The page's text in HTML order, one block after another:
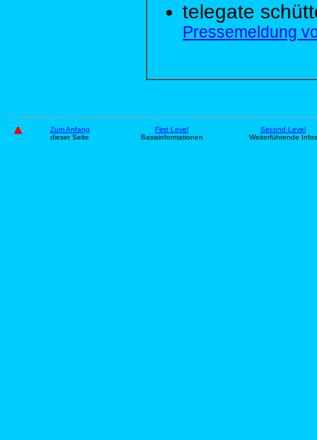
telegate
Pressemeldung
Zum Anfang
dieser Seite
First Level
Basisinformationen
Second Level
Weiterführende Infos